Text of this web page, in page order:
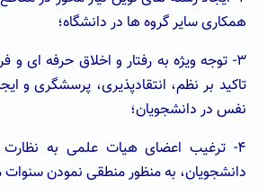
همکاری سایر گروه ها در دانشگاه؛
۳- توجه ویژه به رفتار و اخلاق حرفه ای و
تاکید بر نظم، انتقادپذیری، پرسشگری و
نفس در دانشجویان؛
۴- ترغیب اعضای هیات علمی به
دانشجویان، به منظور منطقی نمودن